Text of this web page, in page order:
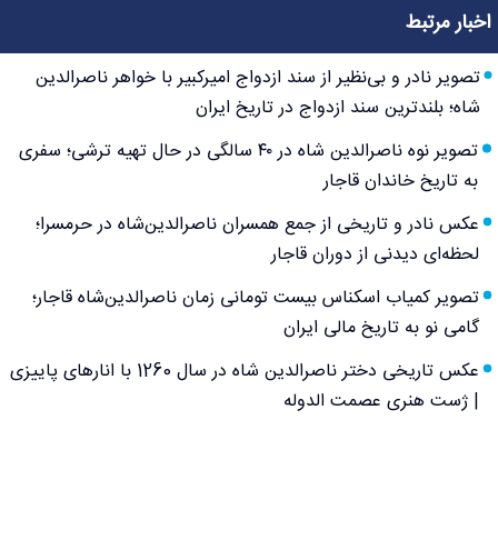
اخبار مرتبط
تصویر نادر و بی‌نظیر از سند ازدواج امیرکبیر با خواهر ناصرالدین
شاه؛ بلندترین سند ازدواج در تاریخ ایران
تصویر نوه ناصرالدین شاه در ۴۰ سالگی در حال تهیه ترشی؛ سفری
به تاریخ خاندان قاجار
عکس نادر و تاریخی از جمع همسران ناصرالدین‌شاه در حرمسرا؛
لحظه‌ای دیدنی از دوران قاجار
تصویر کمیاب اسکناس بیست تومانی زمان ناصرالدین‌شاه قاجار؛
گامی نو به تاریخ مالی ایران
عکس تاریخی دختر ناصرالدین شاه در سال 1260 با انارهای پاییزی
| ژست هنری عصمت الدوله